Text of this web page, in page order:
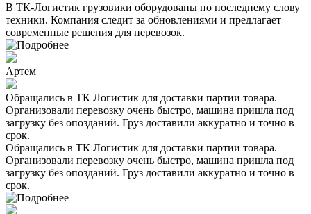
В ТК-Логистик грузовики оборудованы по последнему слову
техники. Компания следит за обновлениями и предлагает
современные решения для перевозок.
Артем
Обращались в ТК Логистик для доставки партии товара.
Организовали перевозку очень быстро, машина пришла под
загрузку без опозданий. Груз доставили аккуратно и точно в
срок.
Обращались в ТК Логистик для доставки партии товара.
Организовали перевозку очень быстро, машина пришла под
загрузку без опозданий. Груз доставили аккуратно и точно в
срок.